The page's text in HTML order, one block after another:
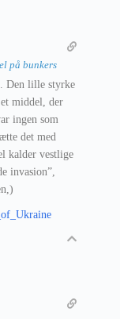
på bunkers
Den lille styrke
middel, der
ingen som
det med
kalder vestlige
invasion”,